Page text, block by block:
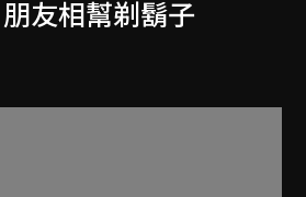
友相幫剃鬍子